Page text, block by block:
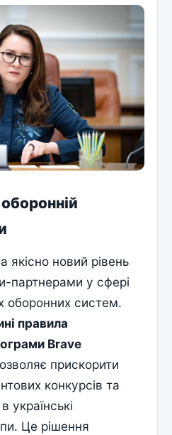
якісно новий рівень
партнерами у сфері
оборонних систем.
правила
Brave
прискорити
конкурсів та
українські
Це рішення